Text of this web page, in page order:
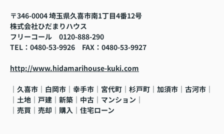
〒346-0004 埼玉県久喜市南1丁目4番12号
株式会社ひだまりハウス
フリーコール 0120-888-290
TEL ：0480-53-9926 FAX ： 0480-53-9927
http://www.hidamarihouse-kuki.com
｜久喜市｜白岡市｜幸手市｜宮代町｜杉戸町｜加須市｜古河市 ｜
｜土地｜戸建｜新築｜中古｜マンション｜
｜売買｜売却｜購入｜住宅ローン